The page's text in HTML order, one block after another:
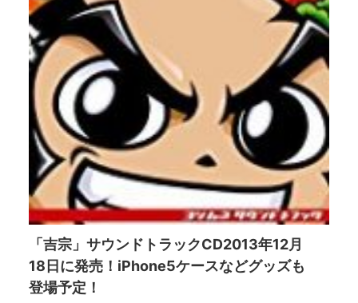
「吉宗」サウンドトラックCD2013年12月
18日に発売！iPhone5ケースなどグッズも
登場予定！